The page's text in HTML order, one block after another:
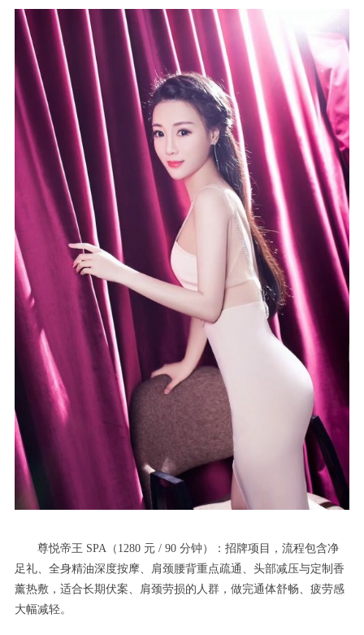
尊悦帝王 SPA（1280 元 / 90 分钟）：招牌项目，流程包含净
足礼、全身精油深度按摩、肩颈腰背重点疏通、头部减压与定制香
薰热敷，适合长期伏案、肩颈劳损的人群，做完通体舒畅、疲劳感
大幅减轻。